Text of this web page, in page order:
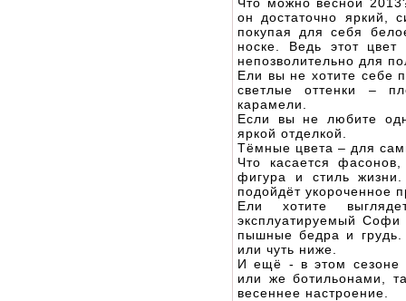
он достаточно яркий,
покупая для себя
носке. Ведь этот
непозволительно для
Ели вы не хотите себе
светлые оттенки –
карамели.
Если вы не любите
яркой отделкой.
Тёмные цвета – для
Что касается
фигура и стиль
подойдёт укороченное
Ели хотите
эксплуатируемый Софи
пышные бедра и грудь.
или чуть ниже.
И ещё - в этом сезоне
или же ботильонами,
весеннее настроение.